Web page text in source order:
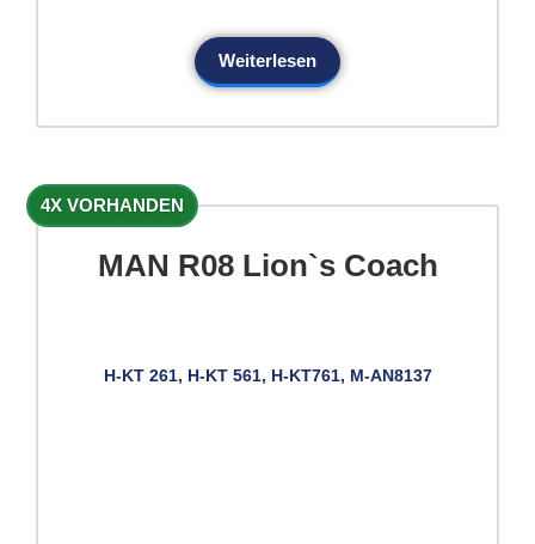
Weiterlesen
4X VORHANDEN
MAN R08 Lion`s Coach
H-KT 261, H-KT 561, H-KT761, M-AN8137